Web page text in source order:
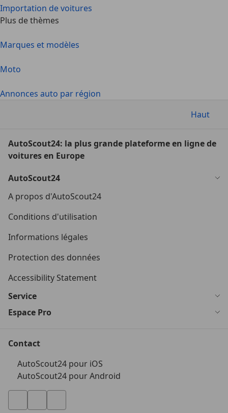
Importation de voitures
Plus de thèmes
Marques et modèles
Moto
Annonces auto par région
Haut
AutoScout24: la plus grande plateforme en ligne de
voitures en Europe
AutoScout24
A propos d'AutoScout24
Conditions d'utilisation
Informations légales
Protection des données
Accessibility Statement
Service
Espace Pro
Contact
AutoScout24 pour iOS
AutoScout24 pour Android